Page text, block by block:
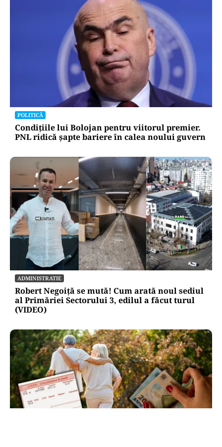
POLITICĂ
Condițiile lui Bolojan pentru viitorul premier.
PNL ridică șapte bariere în calea noului guvern
ADMINISTRATIE
Robert Negoiță se mută! Cum arată noul sediul
al Primăriei Sectorului 3, edilul a făcut turul
(VIDEO)